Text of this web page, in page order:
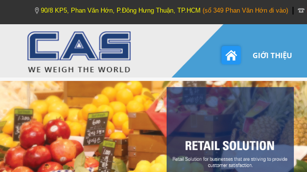
90/8 KP5, Phan Văn Hớn, P.Đông Hưng Thuận, TP.HCM (số 349 Phan Văn Hớn đi vào)
GIỚI THIỆU